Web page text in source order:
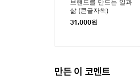
브랜드를 만드는 일과
삶 (큰글자책)
31,000원
만든 이 코멘트